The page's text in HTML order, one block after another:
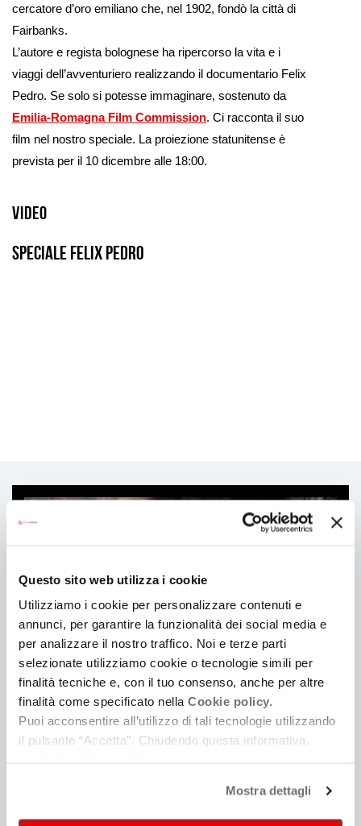
Questo sito web utilizza i cookie
Utilizziamo i cookie per personalizzare contenuti e
annunci, per garantire la funzionalità dei social media e
per analizzare il nostro traffico. Noi e terze parti
selezionate utilizziamo cookie o tecnologie simili per
finalità tecniche e, con il tuo consenso, anche per altre
finalità come specificato nella Cookie policy.
Puoi acconsentire all’utilizzo di tali tecnologie utilizzando
il pulsante “Accetta”. Chiudendo questa informativa,
Mostra dettagli
cercatore d’oro emiliano che, nel 1902, fondò la città di
Fairbanks.
L’autore e regista bolognese ha ripercorso la vita e i
viaggi dell’avventuriero realizzando il documentario Felix
Pedro. Se solo si potesse immaginare, sostenuto da
Emilia-Romagna Film Commission. Ci racconta il suo
film nel nostro speciale. La proiezione statunitense è
prevista per il 10 dicembre alle 18:00.
Video
Speciale Felix Pedro
Ti
Guida alla produzione
Consulta | Iscriviti